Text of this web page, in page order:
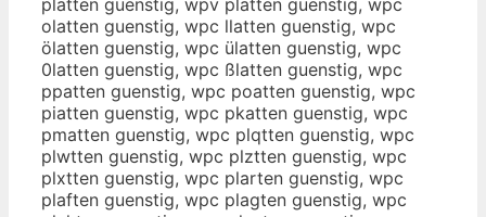
olatten guenstig, wpc llatten guenstig, wpc
ölatten guenstig, wpc ülatten guenstig, wpc
0latten guenstig, wpc ßlatten guenstig, wpc
ppatten guenstig, wpc poatten guenstig, wpc
piatten guenstig, wpc pkatten guenstig, wpc
pmatten guenstig, wpc plqtten guenstig, wpc
plwtten guenstig, wpc plztten guenstig, wpc
plxtten guenstig, wpc plarten guenstig, wpc
plaften guenstig, wpc plagten guenstig, wpc